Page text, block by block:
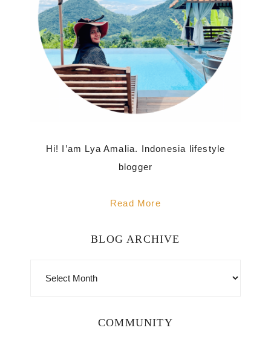
Hi! I’am Lya Amalia. Indonesia lifestyle
blogger
Read More
BLOG ARCHIVE
COMMUNITY